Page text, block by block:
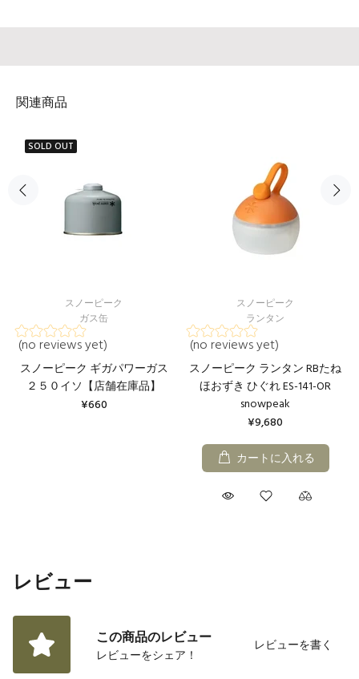
関連商品
SOLD OUT
スノーピーク
ガス缶
(no reviews yet)
スノーピーク ギガパワーガス
２５０イソ【店舗在庫品】
¥660
スノーピーク
ランタン
(no reviews yet)
スノーピーク ランタン RBたね
ほおずき ひぐれ ES-141-OR
snowpeak
¥9,680
カートに入れる
レビュー
この商品のレビュー
レビューをシェア！
レビューを書く